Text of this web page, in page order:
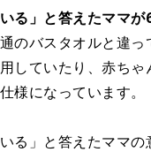
いる」と答えたママが
のバスタオルと違
していたり、赤ち
様になっています。
いる」と答えたママ